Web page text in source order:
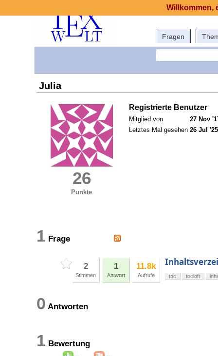
Fragen
Julia
26
Punkte
Registrierte Benutzer
Mitglied von
27 Nov
Letztes Mal gesehen 26 Jul
1 Frage
2
Stimmen
1
Antwort
11.8k
Aufrufe toc tocloft
0 Antworten
1 Bewertung
Willkommen,